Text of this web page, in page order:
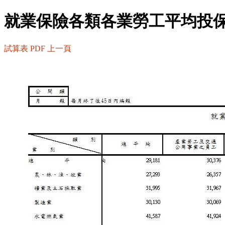
就業保險各類各業勞工平均投
試算表 PDF 上一頁